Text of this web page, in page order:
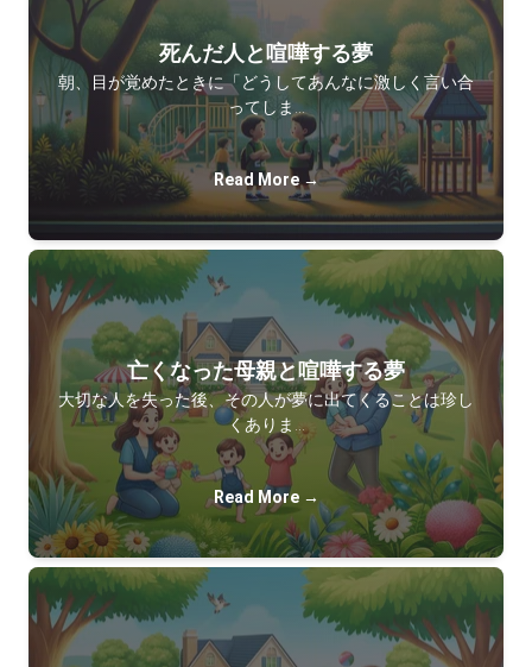
死んだ人と喧嘩する夢
朝、目が覚めたときに「どうしてあんなに激しく言い合
ってしま…
Read More →
亡くなった母親と喧嘩する夢
大切な人を失った後、その人が夢に出てくることは珍し
くありま…
Read More →